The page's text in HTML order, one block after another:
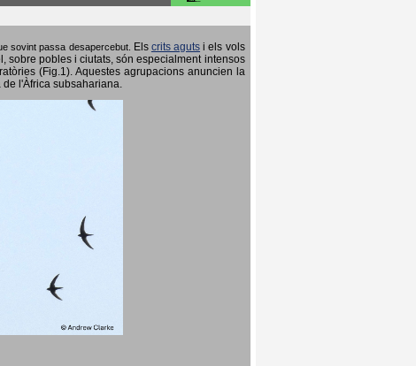
sovint passa desapercebut. Els crits aguts i els vols
sobre pobles i ciutats, són especialment intensos
(Fig.1). Aquestes agrupacions anuncien la
l'Àfrica subsahariana.